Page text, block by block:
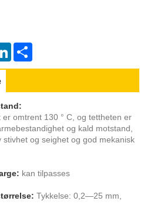
LinkedIn
omtrent 130 ° C, og tettheten er
og kald motstand,
og seighet og god mekanisk
kan tilpasses
Tykkelse: 0,2—25 mm,